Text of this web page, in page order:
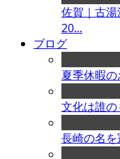
佐賀｜古
20...
ブログ
夏季休暇
文化は誰の
長崎の名